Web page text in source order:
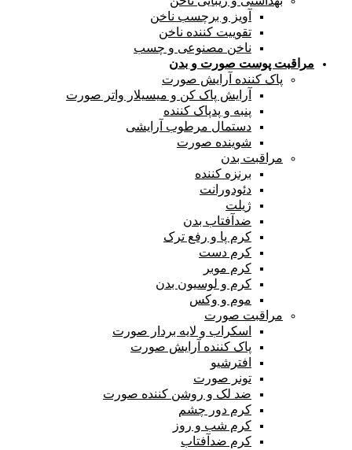
آویز و برچسب ناخن
تقوییت کننده ناخن
ناخن مصنوعی و چسب
مراقبت پوست صورت و بدن
پاک کننده آرایش صورت
آرایش پاک کن و میسیلار واتر صورت
پنبه و پدپاک کننده
دستمال مرطوب آرایشی
شوینده صورت
مراقبت بدن
برنزه کننده
دئودورانت
ژیلت
ضدآفتاب بدن
کرم پا و رفع ترک
کرم دست
کرم موبر
کرم و لوسیون بدن
موم و وکس
مراقبت صورت
اسکراب و لایه بردار صورت
پاک کننده آرایش صورت
افترشیو
تونر صورت
ضد لک و روشن کننده صورت
کرم دور چشم
کرم شب و روز
کرم ضدآفتاب